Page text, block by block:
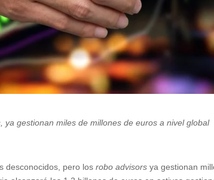
ya gestionan miles de millones de euros a nivel global
desconocidos, pero los robo advisors ya gestionan